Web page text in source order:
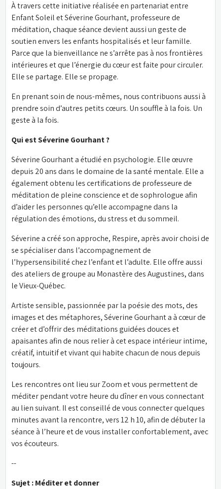
À travers cette initiative réalisée en partenariat entre
Enfant Soleil et Séverine Gourhant, professeure de
méditation, chaque séance devient aussi un geste de
soutien envers les enfants hospitalisés et leur famille.
Parce que la bienveillance ne s’arrête pas à nos frontières
intérieures et que l’énergie du cœur est faite pour circuler.
Elle se partage. Elle se propage.
En prenant soin de nous-mêmes, nous contribuons aussi à
prendre soin d’autres petits cœurs. Un souffle à la fois. Un
geste à la fois.
Qui est Séverine Gourhant ?
Séverine Gourhant a étudié en psychologie. Elle œuvre
depuis 20 ans dans le domaine de la santé mentale. Elle a
également obtenu les certifications de professeure de
méditation de pleine conscience et de sophrologue afin
d’aider les personnes qu’elle accompagne dans la
régulation des émotions, du stress et du sommeil.
Séverine a créé son approche, Respire, après avoir choisi de
se spécialiser dans l’accompagnement de
l’hypersensibilité chez l’enfant et l’adulte. Elle offre aussi
des ateliers de groupe au Monastère des Augustines, dans
le Vieux-Québec.
Artiste sensible, passionnée par la poésie des mots, des
images et des métaphores, Séverine Gourhant a à cœur de
créer et d’offrir des méditations guidées douces et
apaisantes afin de nous relier à cet espace intérieur intime,
créatif, intuitif et vivant qui habite chacun de nous depuis
toujours.
Les rencontres ont lieu sur Zoom et vous permettent de
méditer pendant votre heure du dîner en vous connectant
au lien suivant. Il est conseillé de vous connecter quelques
minutes avant la rencontre, vers 12 h 10, afin de débuter la
séance à l’heure et de vous installer confortablement, avec
vos écouteurs.
--
Sujet : Méditer et donner